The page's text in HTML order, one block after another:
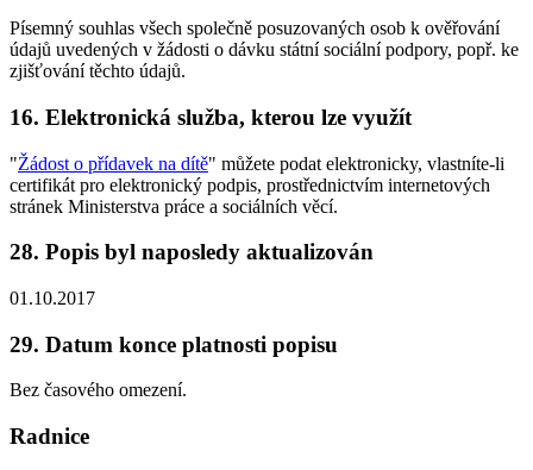
Písemný souhlas všech společně posuzovaných osob k ověřování
údajů uvedených v žádosti o dávku státní sociální podpory, popř. ke
zjišťování těchto údajů.
16. Elektronická služba, kterou lze využít
"Žádost o přídavek na dítě" můžete podat elektronicky, vlastníte-li
certifikát pro elektronický podpis, prostřednictvím internetových
stránek Ministerstva práce a sociálních věcí.
28. Popis byl naposledy aktualizován
01.10.2017
29. Datum konce platnosti popisu
Bez časového omezení.
Radnice